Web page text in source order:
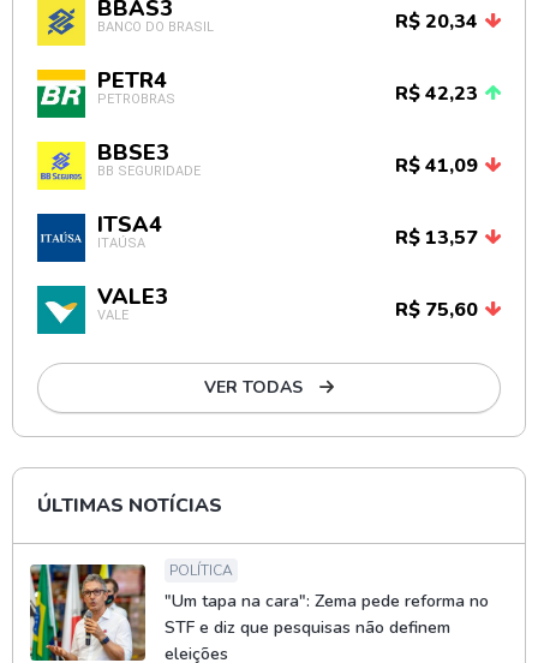
BBAS3
BANCO DO BRASIL R$ 20,34
PETR4
PETROBRAS R$ 42,23
BBSE3
BB SEGURIDADE R$ 41,09
ITSA4
ITAÚSA R$ 13,57
VALE3
VALE R$ 75,60
VER TODAS
ÚLTIMAS NOTÍCIAS
POLÍTICA
"Um tapa na cara": Zema pede reforma no
STF e diz que pesquisas não definem
eleições